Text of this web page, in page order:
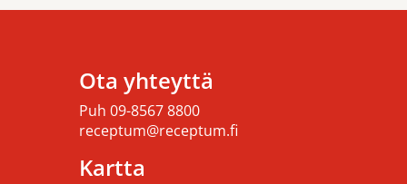
Ota yhteyttä
Puh 09-8567 8800
receptum@receptum.fi
Kartta